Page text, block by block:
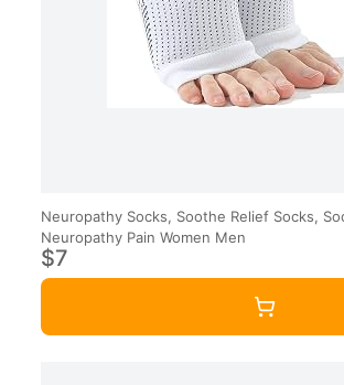
Neuropathy Socks, Soothe Relief Socks,
Neuropathy Pain Women Men
$7